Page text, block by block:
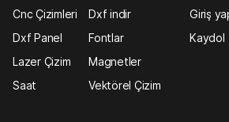
Cnc Çizimleri
Dxf indir
Dxf Panel
Fontlar
Lazer Çizim
Magnetler
Saat
Vektörel Çizim
Giriş
Kaydol